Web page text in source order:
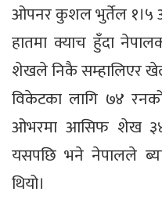
ओपनर कुशल भुर्तेल १।५
हातमा क्याच हुँदा
शेखले निकै सम्हालिएर
विकेटका लागि ७४
ओभरमा आसिफ शेख
यसपछि भने नेपालले
थियो।